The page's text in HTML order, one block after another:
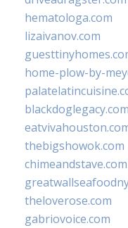
hematologa.com
lizaivanov.com
home-plow-by-
blackdoglegacy.com
thebigshowok.com
chimeandstave.com
theloverose.com
gabriovoice.com